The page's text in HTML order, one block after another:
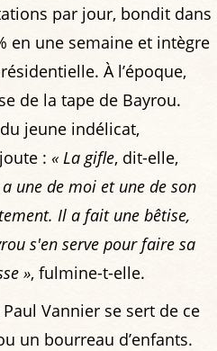
par jour, bondit dans
en une semaine et intègre
À l’époque,
de la tape de Bayrou.
jeune indélicat,
: « La gifle, dit-elle,
une de moi et une de son
Il a fait une bêtise,
s'en serve pour faire sa
», fulmine-t-elle.
Vannier se sert de ce
un bourreau d’enfants.